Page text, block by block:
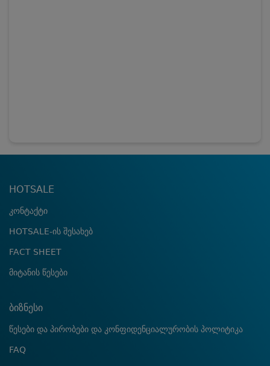
HOTSALE
კონტაქტი
HOTSALE-ის შესახებ
FACT SHEET
მიტანის წესები
ბიზნესი
წესები და პირობები და კონფიდენციალურობის პოლიტიკა
FAQ